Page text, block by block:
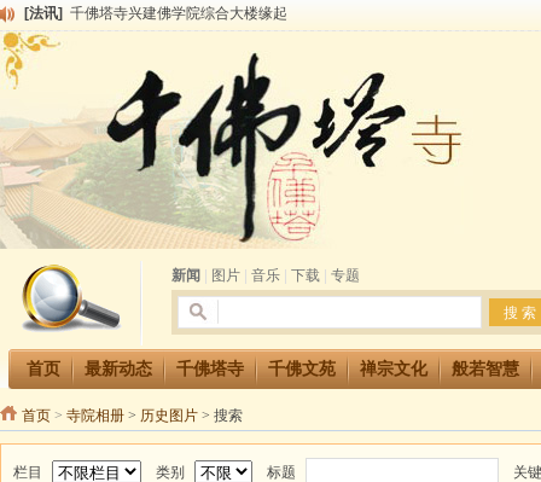
[法讯] 千佛塔寺兴建佛学院综合大楼缘起
[法讯]
千佛塔寺阅藏堂周末阅藏报名通知
清明节祭祖报恩地藏法会
[法讯]
本寺方丈上明下慧尼和尚开讲《六祖坛经》
[法讯] 2015-3-26师父于法堂对大众的开示
[法讯]
广东千佛塔寺云门佛学院女众部 2016年招生简章
[法讯]
恭请海涛法师莅临千佛塔寺弘法
[法讯]
2014年七月大法会 祈福息灾地藏七 冥阳两利普渡群蒙盂兰盆
[法讯] 千佛塔寺云门佛学院女众部2014年招生简章
新闻
图片 音乐 下载 专题
首页 最新动态 千佛塔寺 千佛文苑 禅宗文化 般若智慧
首页 > 寺院相册 > 历史图片 > 搜索
栏目 类别 标题 关